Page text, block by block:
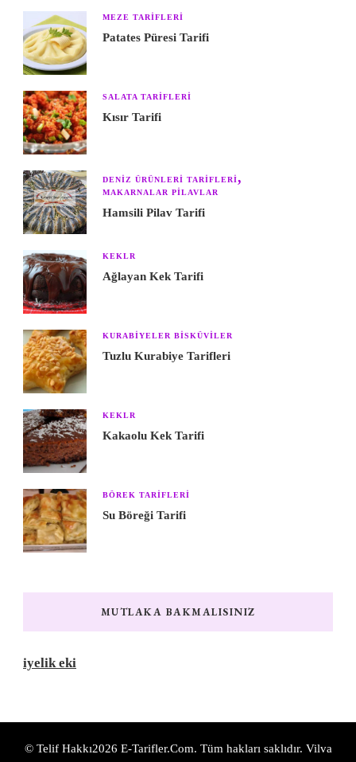
MEZE TARIFLERI
Patates Püresi Tarifi
SALATA TARIFLERI
Kısır Tarifi
DENIZ ÜRÜNLERI TARIFLERI
MAKARNALAR PILAVLAR
Hamsili Pilav Tarifi
KEKLR
Ağlayan Kek Tarifi
KURABIYELER BISKÜVILER
Tuzlu Kurabiye Tarifleri
KEKLR
Kakaolu Kek Tarifi
BÖREK TARIFLERI
Su Böreği Tarifi
MUTLAKA BAKMALISINIZ
iyelik eki
© Telif Hakkı2026 E-Tarifler.Com. Tüm hakları saklıdır. Vilva